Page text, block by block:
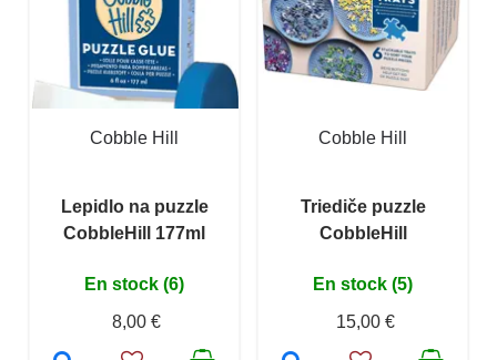
Cobble Hill
Lepidlo na puzzle
CobbleHill 177ml
En stock (6)
8,00 €
Cobble Hill
Triediče puzzle
CobbleHill
En stock (5)
15,00 €